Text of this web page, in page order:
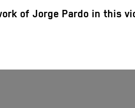
of Jorge Pardo in this